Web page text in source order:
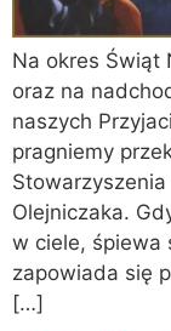
Na okres Świąt
oraz na
naszych
pragniemy
Stowarzyszenia
Olejniczaka.
w ciele, śpiewa
zapowiada się
[…]